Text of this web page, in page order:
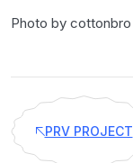
Photo by
PRV PROJECT